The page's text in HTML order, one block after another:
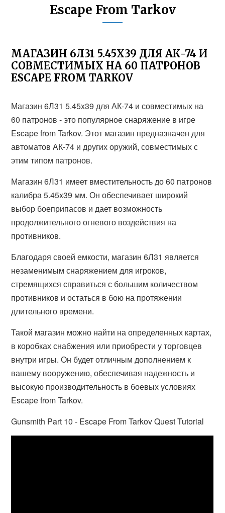
Escape From Tarkov
МАГАЗИН 6Л31 5.45X39 ДЛЯ АК-74 И
СОВМЕСТИМЫХ НА 60 ПАТРОНОВ
ESCAPE FROM TARKOV
Магазин 6Л31 5.45x39 для АК-74 и совместимых на
60 патронов - это популярное снаряжение в игре
Escape from Tarkov. Этот магазин предназначен для
автоматов АК-74 и других оружий, совместимых с
этим типом патронов.
Магазин 6Л31 имеет вместительность до 60 патронов
калибра 5.45x39 мм. Он обеспечивает широкий
выбор боеприпасов и дает возможность
продолжительного огневого воздействия на
противников.
Благодаря своей емкости, магазин 6Л31 является
незаменимым снаряжением для игроков,
стремящихся справиться с большим количеством
противников и остаться в бою на протяжении
длительного времени.
Такой магазин можно найти на определенных картах,
в коробках снабжения или приобрести у торговцев
внутри игры. Он будет отличным дополнением к
вашему вооружению, обеспечивая надежность и
высокую производительность в боевых условиях
Escape from Tarkov.
Gunsmith Part 10 - Escape From Tarkov Quest Tutorial